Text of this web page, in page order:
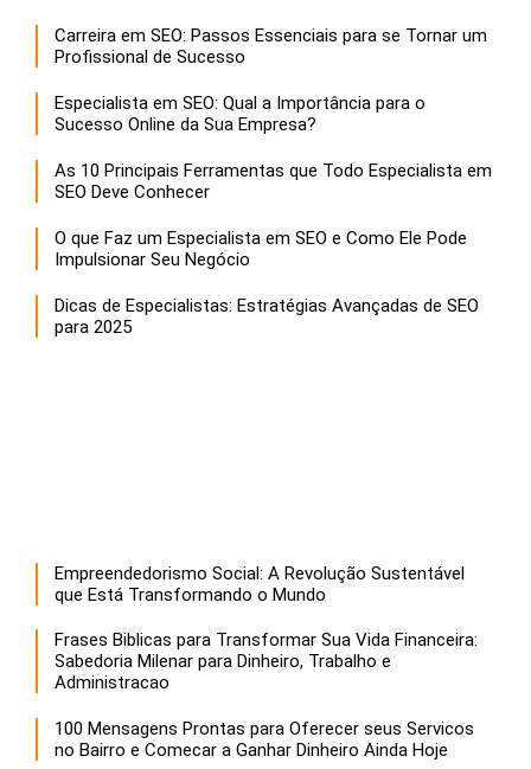
Carreira em SEO: Passos Essenciais para se Tornar um
Profissional de Sucesso
Especialista em SEO: Qual a Importância para o
Sucesso Online da Sua Empresa?
As 10 Principais Ferramentas que Todo Especialista em
SEO Deve Conhecer
O que Faz um Especialista em SEO e Como Ele Pode
Impulsionar Seu Negócio
Dicas de Especialistas: Estratégias Avançadas de SEO
para 2025
Empreendedorismo Social: A Revolução Sustentável
que Está Transformando o Mundo
Frases Biblicas para Transformar Sua Vida Financeira:
Sabedoria Milenar para Dinheiro, Trabalho e
Administracao
100 Mensagens Prontas para Oferecer seus Servicos
no Bairro e Comecar a Ganhar Dinheiro Ainda Hoje